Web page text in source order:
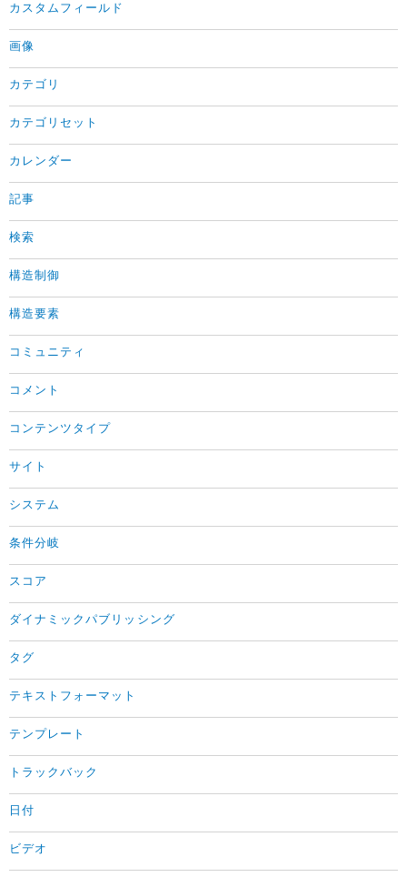
カスタムフィールド
画像
カテゴリ
カテゴリセット
カレンダー
記事
検索
構造制御
構造要素
コミュニティ
コメント
コンテンツタイプ
サイト
システム
条件分岐
スコア
ダイナミックパブリッシング
タグ
テキストフォーマット
テンプレート
トラックバック
日付
ビデオ